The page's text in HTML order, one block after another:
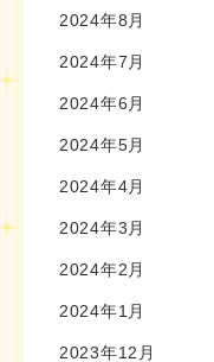
2024年8月
2024年7月
2024年6月
2024年5月
2024年4月
2024年3月
2024年2月
2024年1月
2023年12月